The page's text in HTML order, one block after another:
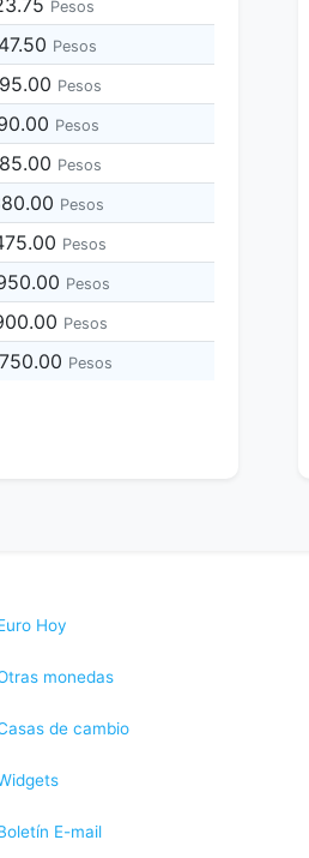
Pesos
Pesos
Pesos
Pesos
Pesos
Pesos
Pesos
Pesos
Pesos
Pesos
Hoy
monedas
de cambio
E-mail